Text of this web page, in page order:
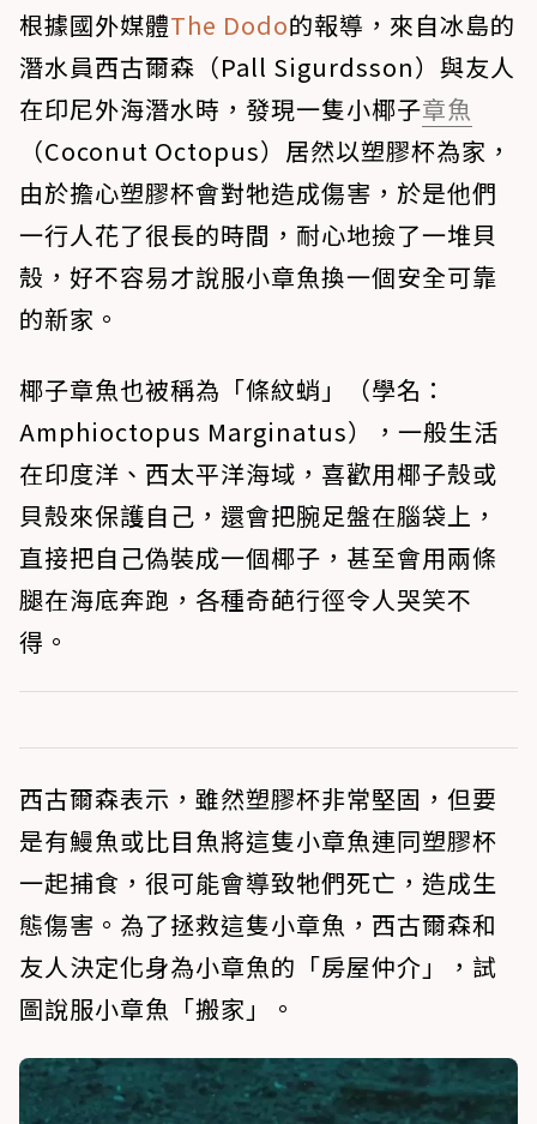
根據國外媒體The Dodo的報導，來自冰島的
潛水員西古爾森（Pall Sigurdsson）與友人
在印尼外海潛水時，發現一隻小椰子章魚
（Coconut Octopus）居然以塑膠杯為家，
由於擔心塑膠杯會對牠造成傷害，於是他們
一行人花了很長的時間，耐心地撿了一堆貝
殼，好不容易才說服小章魚換一個安全可靠
的新家。
椰子章魚也被稱為「條紋蛸」（學名：
Amphioctopus Marginatus），一般生活
在印度洋、西太平洋海域，喜歡用椰子殼或
貝殼來保護自己，還會把腕足盤在腦袋上，
直接把自己偽裝成一個椰子，甚至會用兩條
腿在海底奔跑，各種奇葩行徑令人哭笑不
得。
西古爾森表示，雖然塑膠杯非常堅固，但要
是有鰻魚或比目魚將這隻小章魚連同塑膠杯
一起捕食，很可能會導致牠們死亡，造成生
態傷害。為了拯救這隻小章魚，西古爾森和
友人決定化身為小章魚的「房屋仲介」，試
圖說服小章魚「搬家」。